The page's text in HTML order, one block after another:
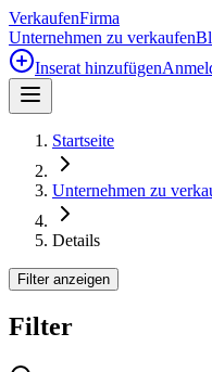
VerkaufenFirma
Unternehmen zu verkaufen
Inserat hinzufügen
Startseite
Unternehmen zu
Details
Filter anzeigen
Filter